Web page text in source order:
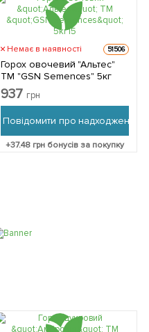
Немає в наявності 51506
Горох овочевий "Альтес"
ТМ "GSN Semences" 5кг
937 грн
Повідомити про надходження
+37.48 грн бонусів за покупку